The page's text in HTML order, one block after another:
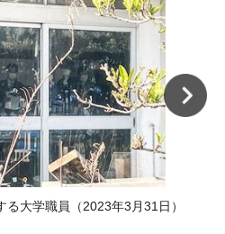
大学職員（2023年3月31日）